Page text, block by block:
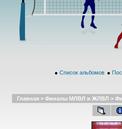
● Список альбомов ●
Главная > Финалы МЛВЛ и ЖЛВЛ >